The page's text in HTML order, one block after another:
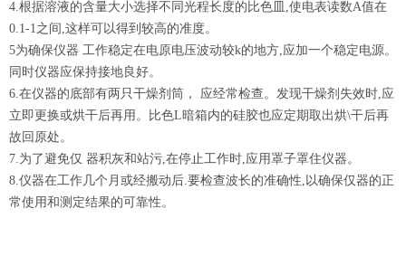
4.根据溶液的含量大小选择不同光程长度的比色皿,使电表读数A值在
0.1-1之间,这样可以得到较高的准度。
5为确保仪器 工作稳定在电原电压波动较k的地方,应加一个稳定电源。
同时仪器应保持接地良好。
6.在仪器的底部有两只干燥剂筒， 应经常检查。发现干燥剂失效时,应
立即更换或烘干后再用。比色L暗箱内的硅胶也应定期取出烘\干后再
故回原处。
7.为了避免仅 器积灰和站污,在停止工作时,应用罩子罩住仪器。
8.仪器在工作几个月或经搬动后.要检查波长的准确性,以确保仅器的正
常使用和测定结果的可靠性。